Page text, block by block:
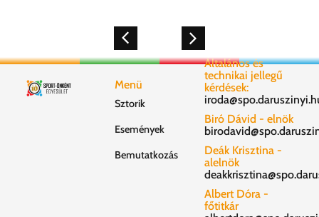
Menü
Sztorik
Események
Bemutatkozás
Általános és
technikai jellegű
kérdések:
Biró Dávid - elnök
Deák Krisztina -
alelnök
Albert Dóra -
főtitkár